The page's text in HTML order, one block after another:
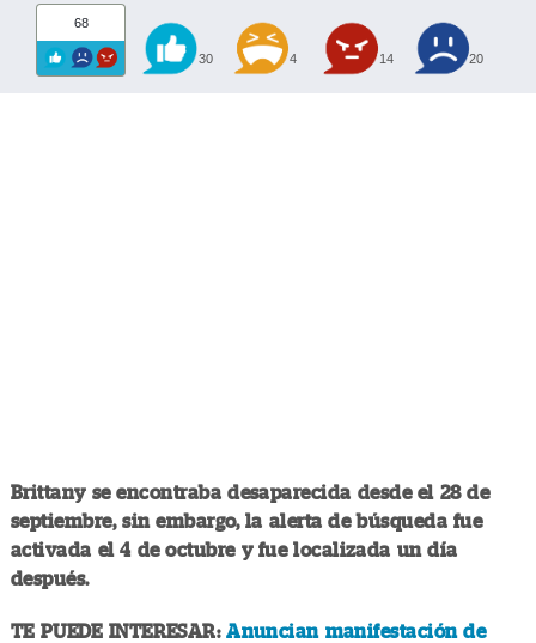
68
30 4 14 20
Brittany se encontraba desaparecida desde el 28 de
septiembre, sin embargo, la alerta de búsqueda fue
activada el 4 de octubre y fue localizada un día
después.
TE PUEDE INTERESAR:Anuncian manifestación de